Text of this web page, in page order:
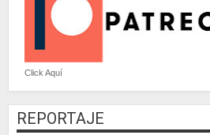
Click Aquí
REPORTAJE